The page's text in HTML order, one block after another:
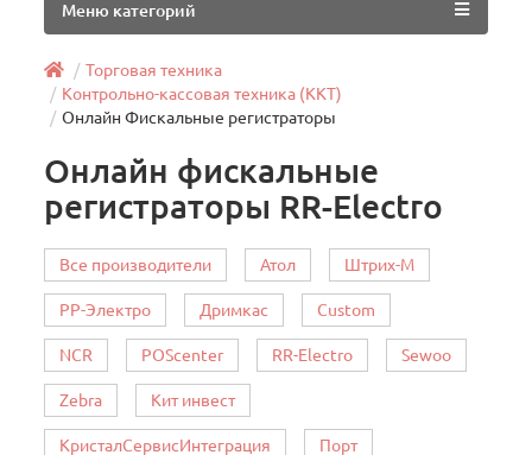
Меню категорий
Торговая техника
Контрольно-кассовая техника (ККТ)
Онлайн Фискальные регистраторы
Онлайн фискальные
регистраторы RR-Electro
Все производители Атол Штрих-М
РР-Электро Дримкас Custom
NCR POScenter RR-Electro Sewoo
Zebra Кит инвест
КристалСервисИнтеграция Порт